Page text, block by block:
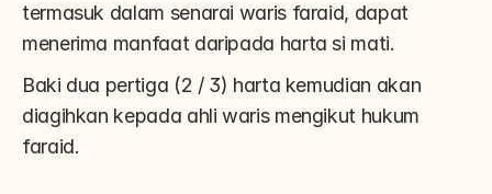
termasuk dalam senarai waris faraid, dapat
menerima manfaat daripada harta si mati.
Baki dua pertiga (2 / 3) harta kemudian akan
diagihkan kepada ahli waris mengikut hukum
faraid.